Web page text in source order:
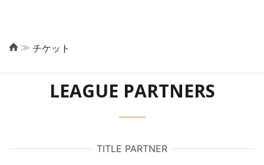
≫ チケット
LEAGUE PARTNERS
TITLE PARTNER